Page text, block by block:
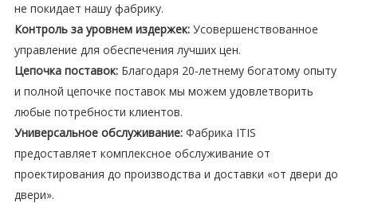
не покидает нашу фабрику.
Контроль за уровнем издержек:Усовершенствованное
управление для обеспечения лучших цен.
Цепочка поставок: Благодаря 20-летнему богатому опыту
и полной цепочке поставок мы можем удовлетворить
любые потребности клиентов.
Универсальное обслуживание:Фабрика ITIS
предоставляет комплексное обслуживание от
проектирования до производства и доставки «от двери до
двери».